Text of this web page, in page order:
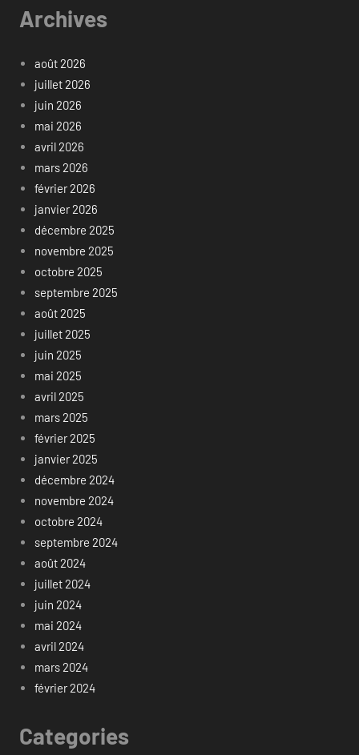
Archives
août 2026
juillet 2026
juin 2026
mai 2026
avril 2026
mars 2026
février 2026
janvier 2026
décembre 2025
novembre 2025
octobre 2025
septembre 2025
août 2025
juillet 2025
juin 2025
mai 2025
avril 2025
mars 2025
février 2025
janvier 2025
décembre 2024
novembre 2024
octobre 2024
septembre 2024
août 2024
juillet 2024
juin 2024
mai 2024
avril 2024
mars 2024
février 2024
Categories